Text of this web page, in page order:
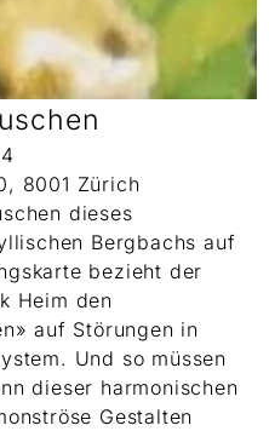
8001 Zürich
dieses
Bergbachs auf
bezieht der
Heim den
auf Störungen in
Und so müssen
dieser harmonischen
Gestalten